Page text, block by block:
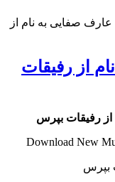
عارف صفایی به نام از
از رفیقات
از رفیقات بپرس
Download New